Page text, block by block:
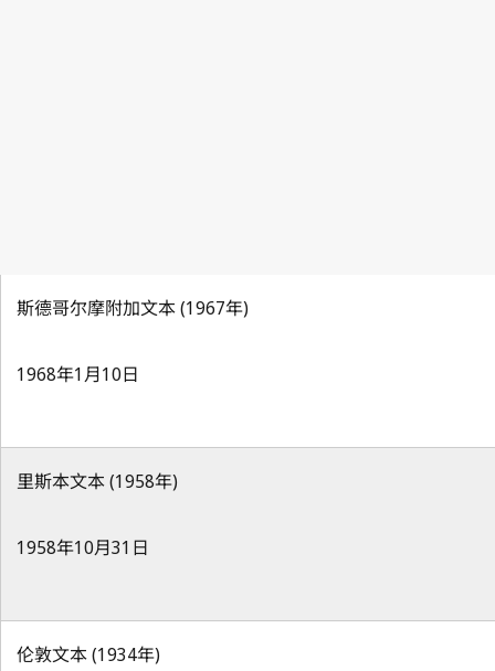
斯德哥尔摩附加文本 (1967年)
1968年1月10日
里斯本文本 (1958年)
1958年10月31日
伦敦文本 (1934年)